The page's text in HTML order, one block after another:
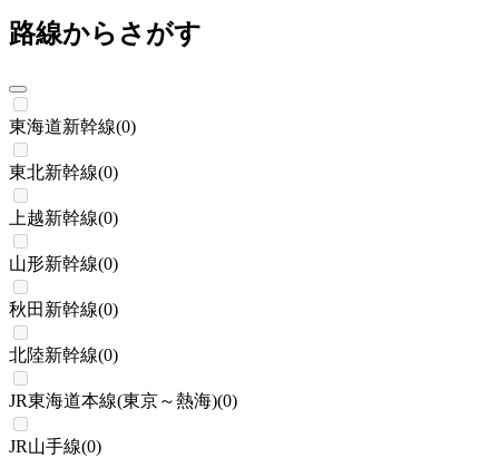
路線からさがす
東海道新幹線(0)
東北新幹線(0)
上越新幹線(0)
山形新幹線(0)
秋田新幹線(0)
北陸新幹線(0)
JR東海道本線(東京～熱海)(0)
JR山手線(0)